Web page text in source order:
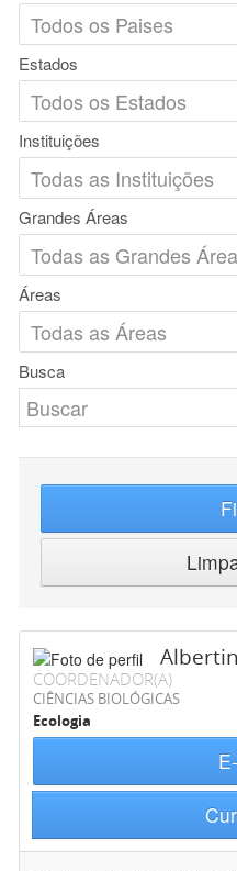
Estados
Instituições
Grandes Áreas
Áreas
Busca
COORDENADOR(A)
CIÊNCIAS BIOLÓGICAS
Ecologia